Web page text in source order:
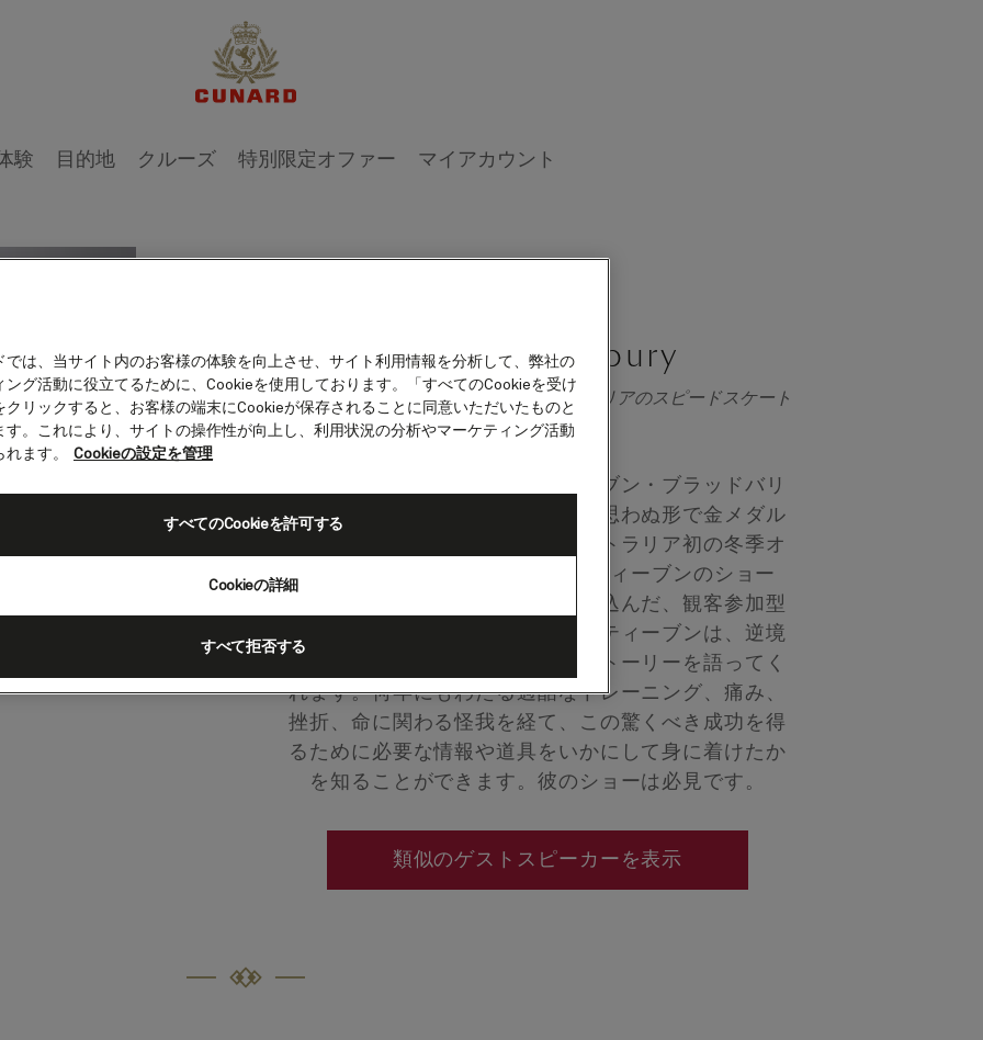
験 目的地 クルーズ 特別限定オファー マイアカウント
Steven Bradbury
オリンピック金メダリスト、オーストラリアのスピードスケート
選手
スピードスケート選手のスティーブン・ブラッドバリ
ーは、オリンピックの歴史上最も思わぬ形で金メダル
を手にしました。これは、オーストラリア初の冬季オ
リンピック金メダルでした。スティーブンのショー
は、映像、音楽、コメディを盛り込んだ、観客参加型
のダイナミックなショーです。スティーブンは、逆境
を乗り越えた驚くべき感動的なストーリーを語ってく
れます。何年にもわたる過酷なトレーニング、痛み、
挫折、命に関わる怪我を経て、この驚くべき成功を得
るために必要な情報や道具をいかにして身に着けたか
を知ることができます。彼のショーは必見です。
類似のゲストスピーカーを表示
1 / 3
では、当サイト内のお客様の体験を向上させ、サイト利用情報を分析して、弊社の
ング活動に役立てるために、Cookieを使用しております。「すべてのCookieを受け
クリックすると、お客様の端末にCookieが保存されることに同意いただいたものと
す。これにより、サイトの操作性が向上し、利用状況の分析やマーケティング活動
ます。
Cookieの設定を管理
Cookieの詳細
すべて拒否する
すべてのCookieを許可する